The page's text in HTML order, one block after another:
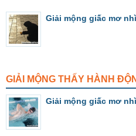
Giải mộng giấc mơ
GIẢI MỘNG THẤY HÀNH
Giải mộng giấc mơ